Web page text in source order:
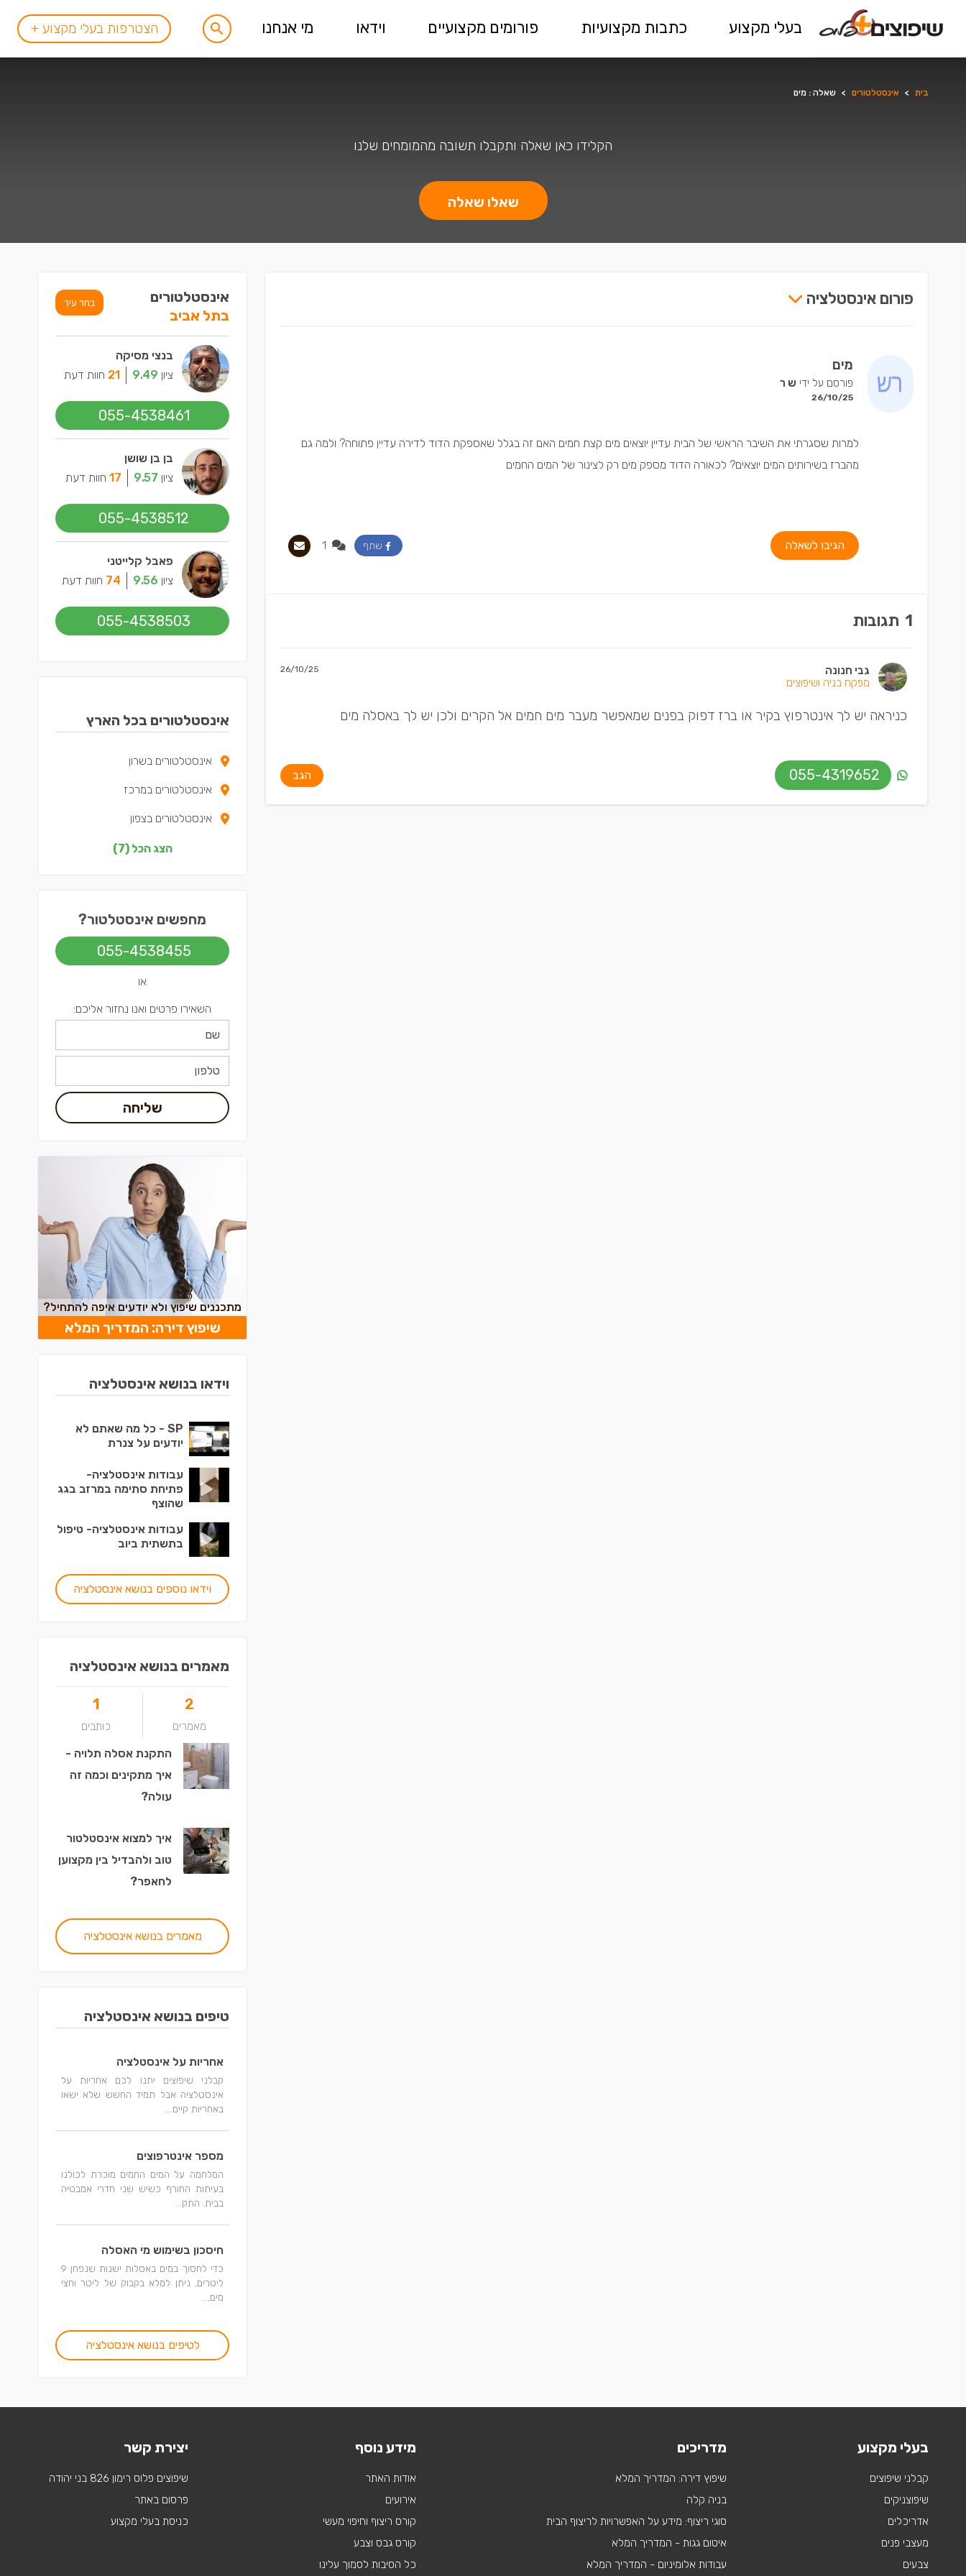
בעלי מקצוע כתבות מקצועיות פורומים מקצועיים וידאו מי אנחנו הצטרפות בעלי מקצוע +
בית > אינסטלטורים > שאלה : מים
הקלידו כאן שאלה ותקבלו תשובה מהמומחים שלנו
שאלו שאלה
פורום אינסטלציה
מים
פורסם על ידי ש ר
26/10/25
למרות שסגרתי את השיבר הראשי של הבית עדיין יוצאים מים קצת חמים האם זה בגלל שאספקת הדוד לדירה עדיין פתוחה? ולמה גם
מהברז בשירותים המים יוצאים? לכאורה הדוד מספק מים רק לצינור של המים החמים
הגיבו לשאלה שתף
1 תגובות
גבי חנונה
מפקח בניה ושיפוצים
26/10/25
כניראה יש לך אינטרפוץ בקיר או ברז דפוק בפנים שמאפשר מעבר מים חמים אל הקרים ולכן יש לך באסלה מים
055-4319652 הגב
אינסטלטורים
בתל אביב
בחר עיר
בנצי מסיקה
ציון 9.49
21 חוות דעת
055-4538461
בן בן שושן
ציון 9.57
17 חוות דעת
055-4538512
פאבל קלייטני
ציון 9.56
74 חוות דעת
055-4538503
אינסטלטורים בכל הארץ
אינסטלטורים בשרון
אינסטלטורים במרכז
אינסטלטורים בצפון
אינסטלטורים בדרום
אינסטלטורים בשפלה
אינסטלטורים בתל אביב
הצג הכל (7)
מחפשים אינסטלטור?
055-4538455
או
השאירו פרטים ואנו נחזור אליכם:
שליחה
מתכננים שיפוץ ולא יודעים איפה להתחיל?
שיפוץ דירה: המדריך המלא
וידאו בנושא אינסטלציה
SP - כל מה שאתם לא
יודעים על צנרת
עבודות אינסטלציה-
פתיחת סתימה במרזב בגג
שהוצף
עבודות אינסטלציה- טיפול
בתשתית ביוב
וידאו נוספים בנושא אינסטלציה
מאמרים בנושא אינסטלציה
2
מאמרים
1
כותבים
התקנת אסלה תלויה -
איך מתקינים וכמה זה
עולה?
איך למצוא אינסטלטור
טוב ולהבדיל בין מקצוען
לחאפר?
מאמרים בנושא אינסטלציה
טיפים בנושא אינסטלציה
אחריות על אינסטלציה
קבלני שיפוצים יתנו לכם אחריות על
אינסטלציה אבל תמיד החשש שלא ישאו
באחריות קיים....
מספר אינטרפוצים
המלחמה על המים החמים מוכרת לכולנו
בעיתות החורף כשיש שני חדרי אמבטיה
בבית. התק...
חיסכון בשימוש מי האסלה
כדי לחסוך במים באסלות ישנות שנפחן 9
ליטרים, ניתן למלא בקבוק של ליטר וחצי
מים,...
לטיפים בנושא אינסטלציה
בעלי מקצוע
קבלני שיפוצים
שיפוצניקים
אדריכלים
מעצבי פנים
צבעים
מדריכים
שיפוץ דירה: המדריך המלא
בניה קלה
סוגי ריצוף: מידע על האפשרויות לריצוף הבית
איטום גגות - המדריך המלא
עבודות אלומיניום - המדריך המלא
מידע נוסף
אודות האתר
אירועים
קורס ריצוף וחיפוי מעשי
קורס גבס וצבע
כל הסיבות לסמוך עלינו
יצירת קשר
שיפוצים פלוס רימון 826 בני יהודה
פרסום באתר
כניסת בעלי מקצוע